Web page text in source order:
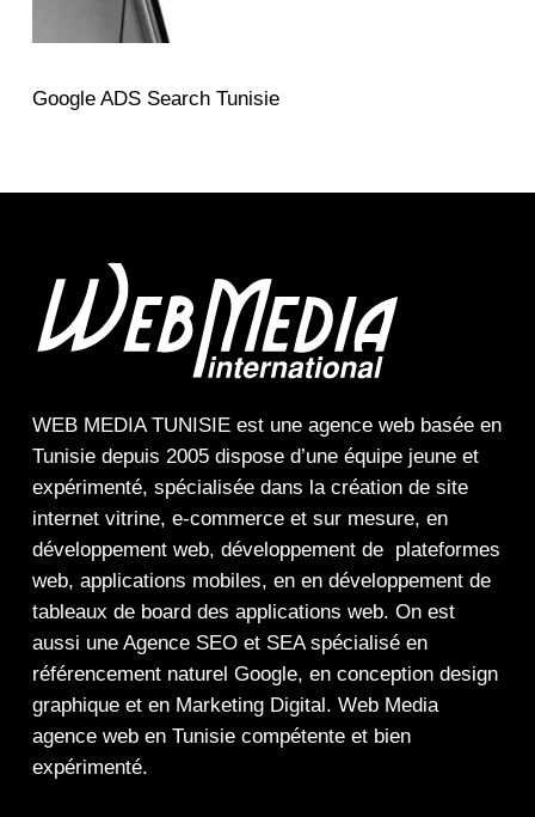
Google ADS Search Tunisie
WEB MEDIA TUNISIEest une agence webbasée en
Tunisie depuis 2005 dispose d’une équipe jeune et
expérimenté, spécialisée dans la création de site
internet vitrine, e-commerceet sur mesure, en
développement web, développement de plateformes
web, applications mobiles, en en développement de
tableaux de boarddes applications web. On est
aussi une Agence SEOet SEAspécialisé en
référencement naturel Google, en conception design
graphiqueet en Marketing Digital. Web Media
agence web en Tunisie compétente et bien
expérimenté.